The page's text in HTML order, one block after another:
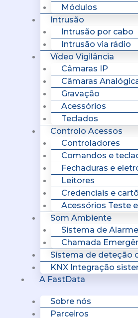
Módulos
Intrusão
Intrusão por cabo
Intrusão via rádio
Vídeo Vigilância
Câmaras IP
Câmaras
Gravação
Acessórios
Teclados
Controlo Acessos
Controladores
Comandos e
Fechaduras e
Leitores
Credenciais e
Acessórios Teste
Som Ambiente
Sistema de
Chamada
Sistema de deteção
KNX Integração
A FastData
Sobre nós
Parceiros